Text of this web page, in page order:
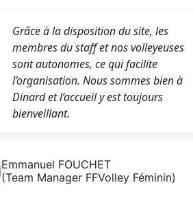
Grâce à la disposition du site, les
membres du staff et nos volleyeuses
sont autonomes, ce qui facilite
l’organisation. Nous sommes bien à
Dinard et l’accueil y est toujours
bienveillant.
Emmanuel FOUCHET
(Team Manager FFVolley Féminin)